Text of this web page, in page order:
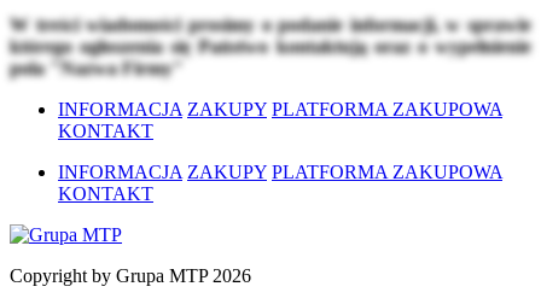
W treści wiadomości prosimy o podanie informacji, w sprawie
którego ogłoszenia się Państwo kontaktują oraz o wypełnienie
pola "Nazwa Firmy"
INFORMACJA ZAKUPY PLATFORMA ZAKUPOWA
KONTAKT
INFORMACJA ZAKUPY PLATFORMA ZAKUPOWA
KONTAKT
Copyright by Grupa MTP 2026